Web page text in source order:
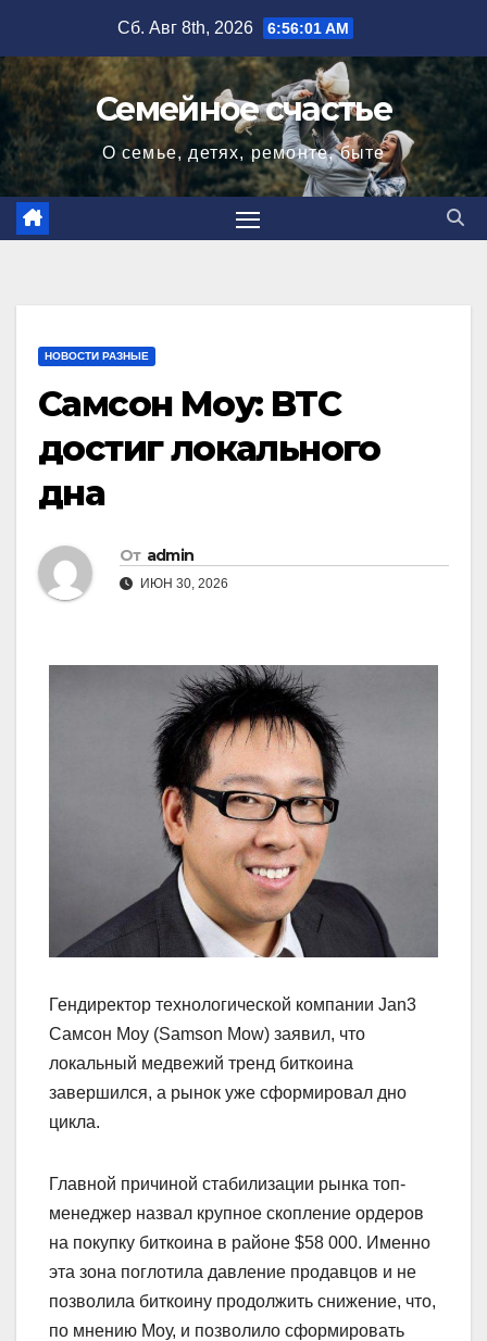
содержимому
Сб. Авг 8th, 2026 6:56:02 AM
Семейное счастье
О семье, детях, ремонте, быте
НОВОСТИ РАЗНЫЕ
Самсон Моу: BTC
достиг локального
дна
От admin
ИЮН 30, 2026
Гендиректор технологической компании Jan3
Самсон Моу (Samson Mow) заявил, что
локальный медвежий тренд биткоина
завершился, а рынок уже сформировал дно
цикла.
Главной причиной стабилизации рынка топ-
менеджер назвал крупное скопление ордеров
на покупку биткоина в районе $58 000. Именно
эта зона поглотила давление продавцов и не
позволила биткоину продолжить снижение, что,
по мнению Моу, и позволило сформировать